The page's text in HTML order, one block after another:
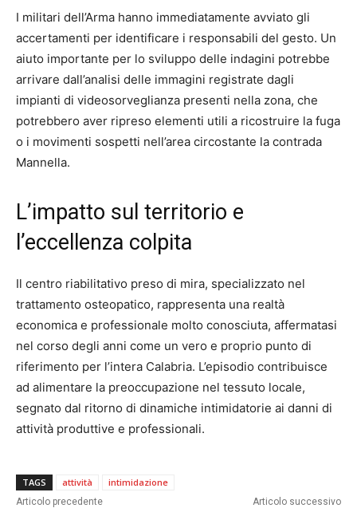
I militari dell’Arma hanno immediatamente avviato gli
accertamenti per identificare i responsabili del gesto. Un
aiuto importante per lo sviluppo delle indagini potrebbe
arrivare dall’analisi delle immagini registrate dagli
impianti di videosorveglianza presenti nella zona, che
potrebbero aver ripreso elementi utili a ricostruire la fuga
o i movimenti sospetti nell’area circostante la contrada
Mannella.
L’impatto sul territorio e
l’eccellenza colpita
Il centro riabilitativo preso di mira, specializzato nel
trattamento osteopatico, rappresenta una realtà
economica e professionale molto conosciuta, affermatasi
nel corso degli anni come un vero e proprio punto di
riferimento per l’intera Calabria. L’episodio contribuisce
ad alimentare la preoccupazione nel tessuto locale,
segnato dal ritorno di dinamiche intimidatorie ai danni di
attività produttive e professionali.
TAGS attività intimidazione
Articolo precedente Articolo successivo